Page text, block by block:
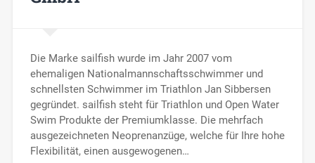
Die Marke sailfish wurde im Jahr 2007 vom
ehemaligen Nationalmannschaftsschwimmer und
schnellsten Schwimmer im Triathlon Jan Sibbersen
gegründet. sailfish steht für Triathlon und Open Water
Swim Produkte der Premiumklasse. Die mehrfach
ausgezeichneten Neoprenanzüge, welche für Ihre hohe
Flexibilität, einen ausgewogenen…